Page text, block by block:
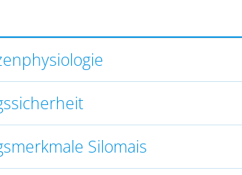
Silomais